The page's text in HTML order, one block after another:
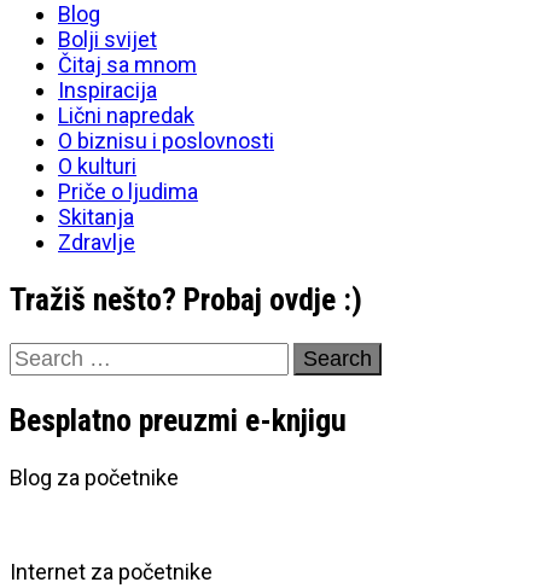
Blog
Bolji svijet
Čitaj sa mnom
Inspiracija
Lični napredak
O biznisu i poslovnosti
O kulturi
Priče o ljudima
Skitanja
Zdravlje
Tražiš nešto? Probaj ovdje :)
Search
for:
Besplatno preuzmi e-knjigu
Blog za početnike
Internet za početnike